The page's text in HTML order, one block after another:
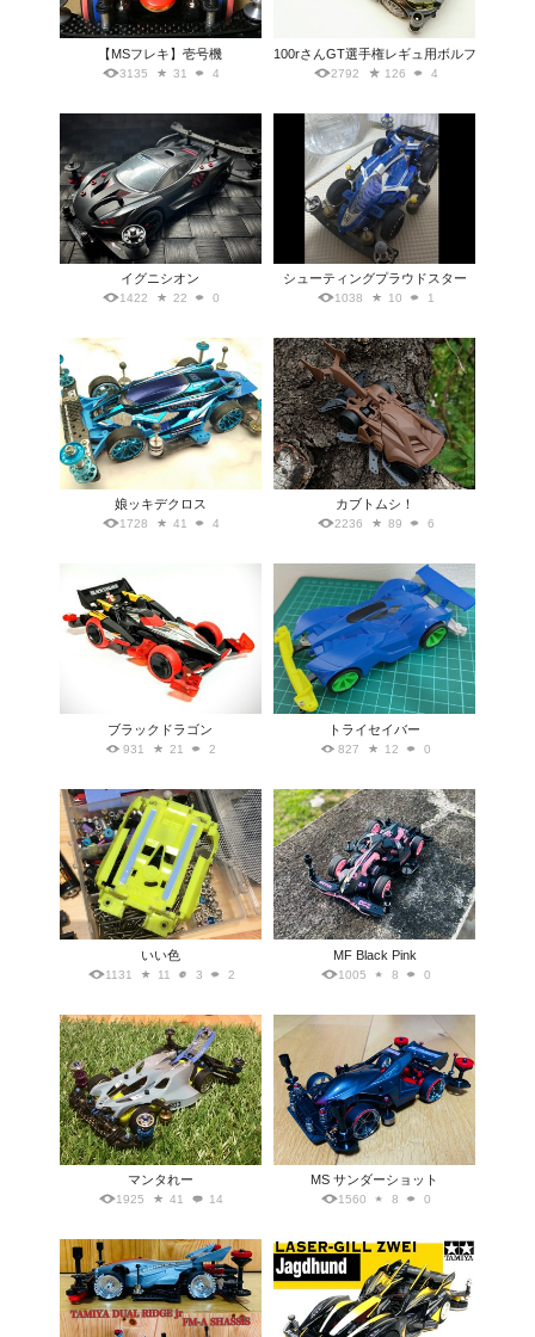
【MSフレキ】壱号機
3135 31 4
100rさんGT選手権レギュ用ボルフ
2792 126 4
イグニシオン
1422 22 0
シューティングプラウドスター
1038 10 1
娘ッキデクロス
1728 41 4
カブトムシ！
2236 89 6
ブラックドラゴン
931 21 2
トライセイバー
827 12 0
いい色
1131 11 3 2
MF Black Pink
1005 8 0
マンタれー
1925 41 14
MS サンダーショット
1560 8 0